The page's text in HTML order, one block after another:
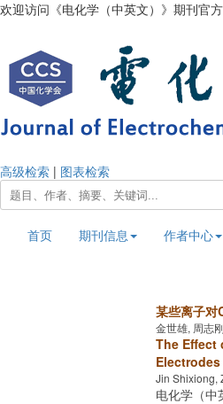
欢迎访问《电化学（中英文）》期刊官
高级检索 | 图表检索
首页 期刊信息
作者中心
某些离子对
金世雄, 周志
The Effect
Electrodes
Jin Shixiong,
电化学（中